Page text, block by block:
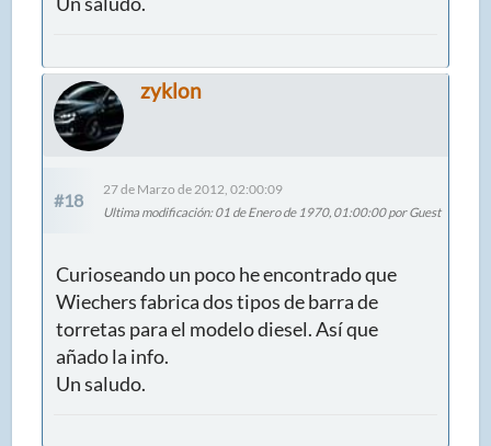
zyklon
#18
27 de Marzo de 2012, 02:00:09
Ultima modificación: 01 de Enero de 1970, 01:00:00 por Guest
Curioseando un poco he encontrado que
Wiechers fabrica dos tipos de barra de
torretas para el modelo diesel. Así que
añado la info.
Un saludo.